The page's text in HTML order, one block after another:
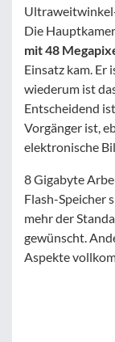
Die
mit 48
Einsatz kam. Er
wiederum ist
Entscheidend
Vorgänger ist,
elektronische
8 Gigabyte
Flash-Speicher
mehr der
gewünscht.
Aspekte